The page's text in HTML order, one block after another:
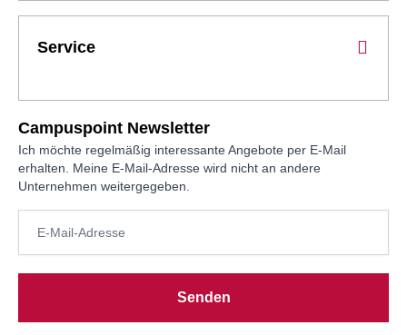
Service
Campuspoint Newsletter
Ich möchte regelmäßig interessante Angebote per E-Mail
erhalten. Meine E-Mail-Adresse wird nicht an andere
Unternehmen weitergegeben.
Senden